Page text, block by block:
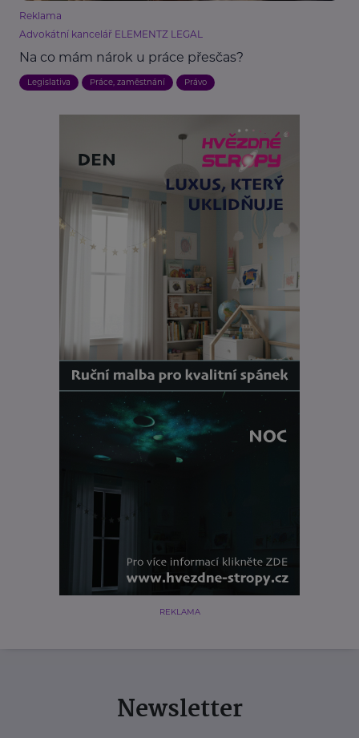
Reklama
Advokátní kancelář ELEMENTZ LEGAL
Na co mám nárok u práce přesčas?
Legislativa Práce, zaměstnání Právo
REKLAMA
Newsletter